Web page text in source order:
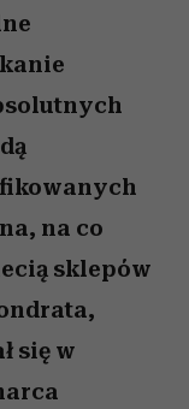
na co
sklepów
się w